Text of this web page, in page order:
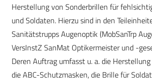
Herstellung von Sonderbrillen für
und Soldaten. Hierzu sind in den
Sanitätstrupps Augenoptik (MobSanTrp
VersInstZ SanMat Optikermeister und -
Deren Auftrag umfasst u. a. die
die ABC-Schutzmasken, die Brille für